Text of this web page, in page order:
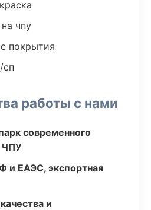
чпу
покрытия
сп
работы с нами
современного
ЧПУ
и ЕАЭС, экспортная
и